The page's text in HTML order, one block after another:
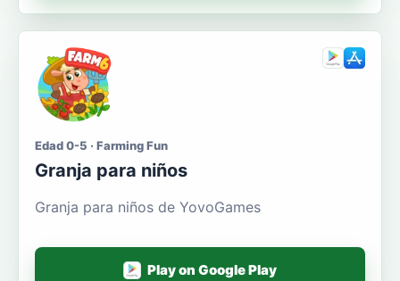
Edad 0-5 · Farming Fun
Granja para niños
Granja para niños de YovoGames
Play on Google Play